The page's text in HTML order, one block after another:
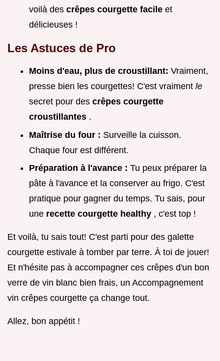
voilà des crêpes courgette facile et
délicieuses !
Les Astuces de Pro
Moins d'eau, plus de croustillant: Vraiment,
presse bien les courgettes! C'est vraiment le
secret pour des crêpes courgette
croustillantes .
Maîtrise du four : Surveille la cuisson.
Chaque four est différent.
Préparation à l'avance : Tu peux préparer la
pâte à l'avance et la conserver au frigo. C'est
pratique pour gagner du temps. Tu sais, pour
une recette courgette healthy , c'est top !
Et voilà, tu sais tout! C'est parti pour des galette
courgette estivale à tomber par terre. À toi de jouer!
Et n'hésite pas à accompagner ces crêpes d'un bon
verre de vin blanc bien frais, un Accompagnement
vin crêpes courgette ça change tout.
Allez, bon appétit !